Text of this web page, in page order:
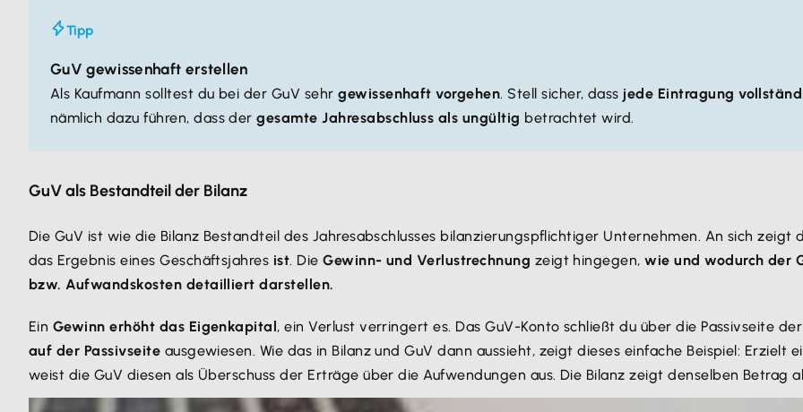
Tipp
GuV gewissenhaft erstellen
Als Kaufmann solltest du bei der GuV sehrgewissenhaft vorgehen. Stell sicher, dass jede Eintragung
nämlich dazu führen, dass dergesamte Jahresabschluss als ungültig betrachtet wird.
GuV als Bestandteil der Bilanz
Die GuV ist wie die Bilanz Bestandteil des Jahresabschlusses bilanzierungspflichtiger Unternehmen. An sich zeigt
das Ergebnis eines Geschäftsjahres ist. DieGewinn- und Verlustrechnung zeigt hingegen,wie und wodurch der
bzw. Aufwandskosten detailliert darstellen.
Ein Gewinn erhöht das Eigenkapital, ein Verlust verringert es. Das GuV-Konto schließt du über die Passivseite
auf der Passivseite ausgewiesen. Wie das in Bilanz und GuV dann aussieht, zeigt dieses einfache Beispiel:
weist die GuV diesen als Überschuss der Erträge über die Aufwendungen aus. Die Bilanz zeigt denselben Betrag